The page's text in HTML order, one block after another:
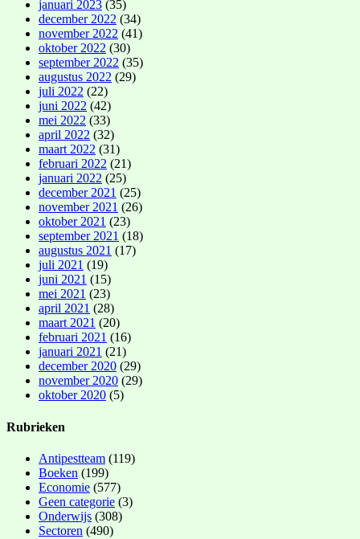
januari 2023 (35)
december 2022 (34)
november 2022 (41)
oktober 2022 (30)
september 2022 (35)
augustus 2022 (29)
juli 2022 (22)
juni 2022 (42)
mei 2022 (33)
april 2022 (32)
maart 2022 (31)
februari 2022 (21)
januari 2022 (25)
december 2021 (25)
november 2021 (26)
oktober 2021 (23)
september 2021 (18)
augustus 2021 (17)
juli 2021 (19)
juni 2021 (15)
mei 2021 (23)
april 2021 (28)
maart 2021 (20)
februari 2021 (16)
januari 2021 (21)
december 2020 (29)
november 2020 (29)
oktober 2020 (5)
Rubrieken
Antipestteam (119)
Boeken (199)
Economie (577)
Geen categorie (3)
Onderwijs (308)
Sectoren (490)